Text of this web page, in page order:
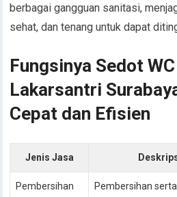
berbagai gangguan sanitasi,
sehat, dan tenang untuk dapat
Fungsinya Sedot
Lakarsantri
Cepat dan Efisien
Jenis Jasa
Pembersihan
Pembersihan serta